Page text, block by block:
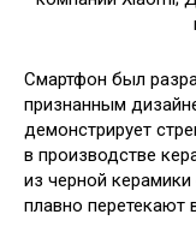
Смартфон был
признанным
демонстрирует
в производстве
из черной
плавно перетекают